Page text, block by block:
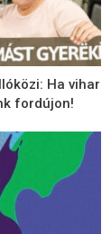
Ha vihar
fordújon!